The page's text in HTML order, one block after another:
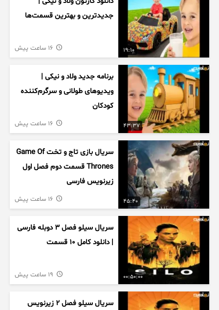
19:10
جدیدترین و بهترین قسمت‌ها
43:37
برنامه جدید ولاد و نیکی |
ویدیوهای طولانی و سرگرم‌کننده
کودکان
45:40
سریال بازی تاج و تخت Game Of
Thrones قسمت دوم فصل اول
زیرنویس فارسی
00:50:00
سریال سیلو فصل ۳ دوبله فارسی
| دانلود کامل ۱۰ قسمت
سریال سیلو فصل ۲ زیرنویس